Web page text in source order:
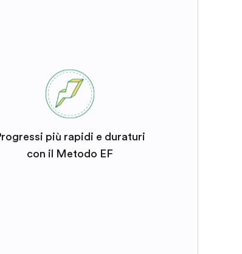
più rapidi e duraturi
con il Metodo EF